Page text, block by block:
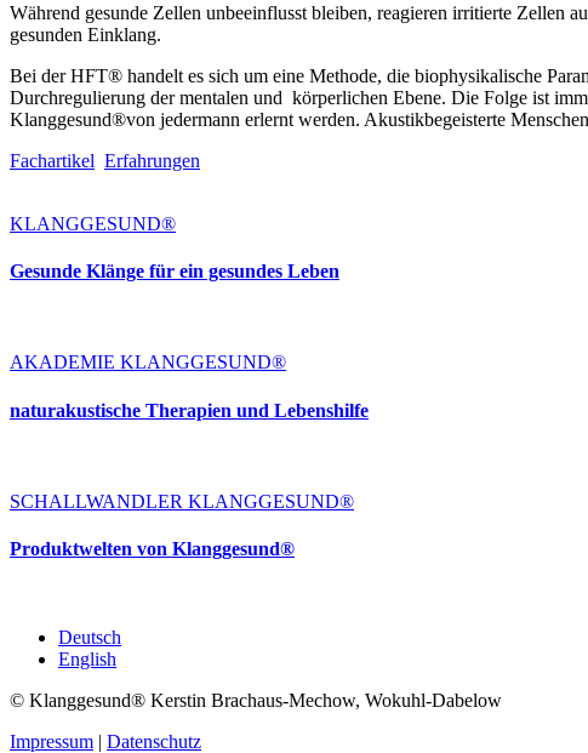
Während gesunde Zellen unbeeinflusst bleiben, reagieren irritierte Zellen
gesunden Einklang.
Bei der HFT® handelt es sich um eine Methode, die biophysikalische
Durchregulierung der mentalen und körperlichen Ebene. Die Folge ist
Klanggesund®von jedermann erlernt werden. Akustikbegeisterte
Fachartikel Erfahrungen
KLANGGESUND®
Gesunde Klänge für ein gesundes Leben
AKADEMIE KLANGGESUND®
naturakustische Therapien und Lebenshilfe
SCHALLWANDLER KLANGGESUND®
Produktwelten von Klanggesund®
Deutsch
English
© Klanggesund® Kerstin Brachaus-Mechow, Wokuhl-Dabelow
Impressum | Datenschutz